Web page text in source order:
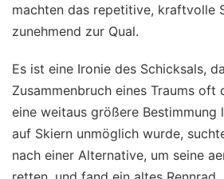
machten das repetitive, kraftvolle
zunehmend zur Qual.
Es ist eine Ironie des Schicksals,
Zusammenbruch eines Traums oft
eine weitaus größere Bestimmung
auf Skiern unmöglich wurde,
nach einer Alternative, um seine